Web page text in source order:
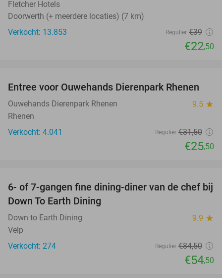
Fletcher Hotels
Doorwerth (+ meerdere locaties) (7 km)
Verkocht: 13.853
Regulier €39
€22,50
19%
Entree voor Ouwehands Dierenpark Rhenen
Ouwehands Dierenpark Rhenen 9.5 star
Rhenen
Verkocht: 4.041
Regulier €31,50
€25,50
36%
6- of 7-gangen fine dining-diner van de chef bij
Down To Earth Dining
Down to Earth Dining 9.9 star
Velp
Verkocht: 274
Regulier €84,50
€54,50